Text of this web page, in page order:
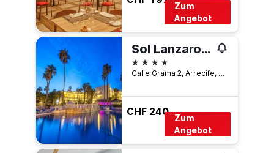
Zum
Angebot
Sol Lanzarote
4 Sterne
Calle Grama 2, Arrecife, Lanzarote, Spanien
CHF 240
Zum
Angebot